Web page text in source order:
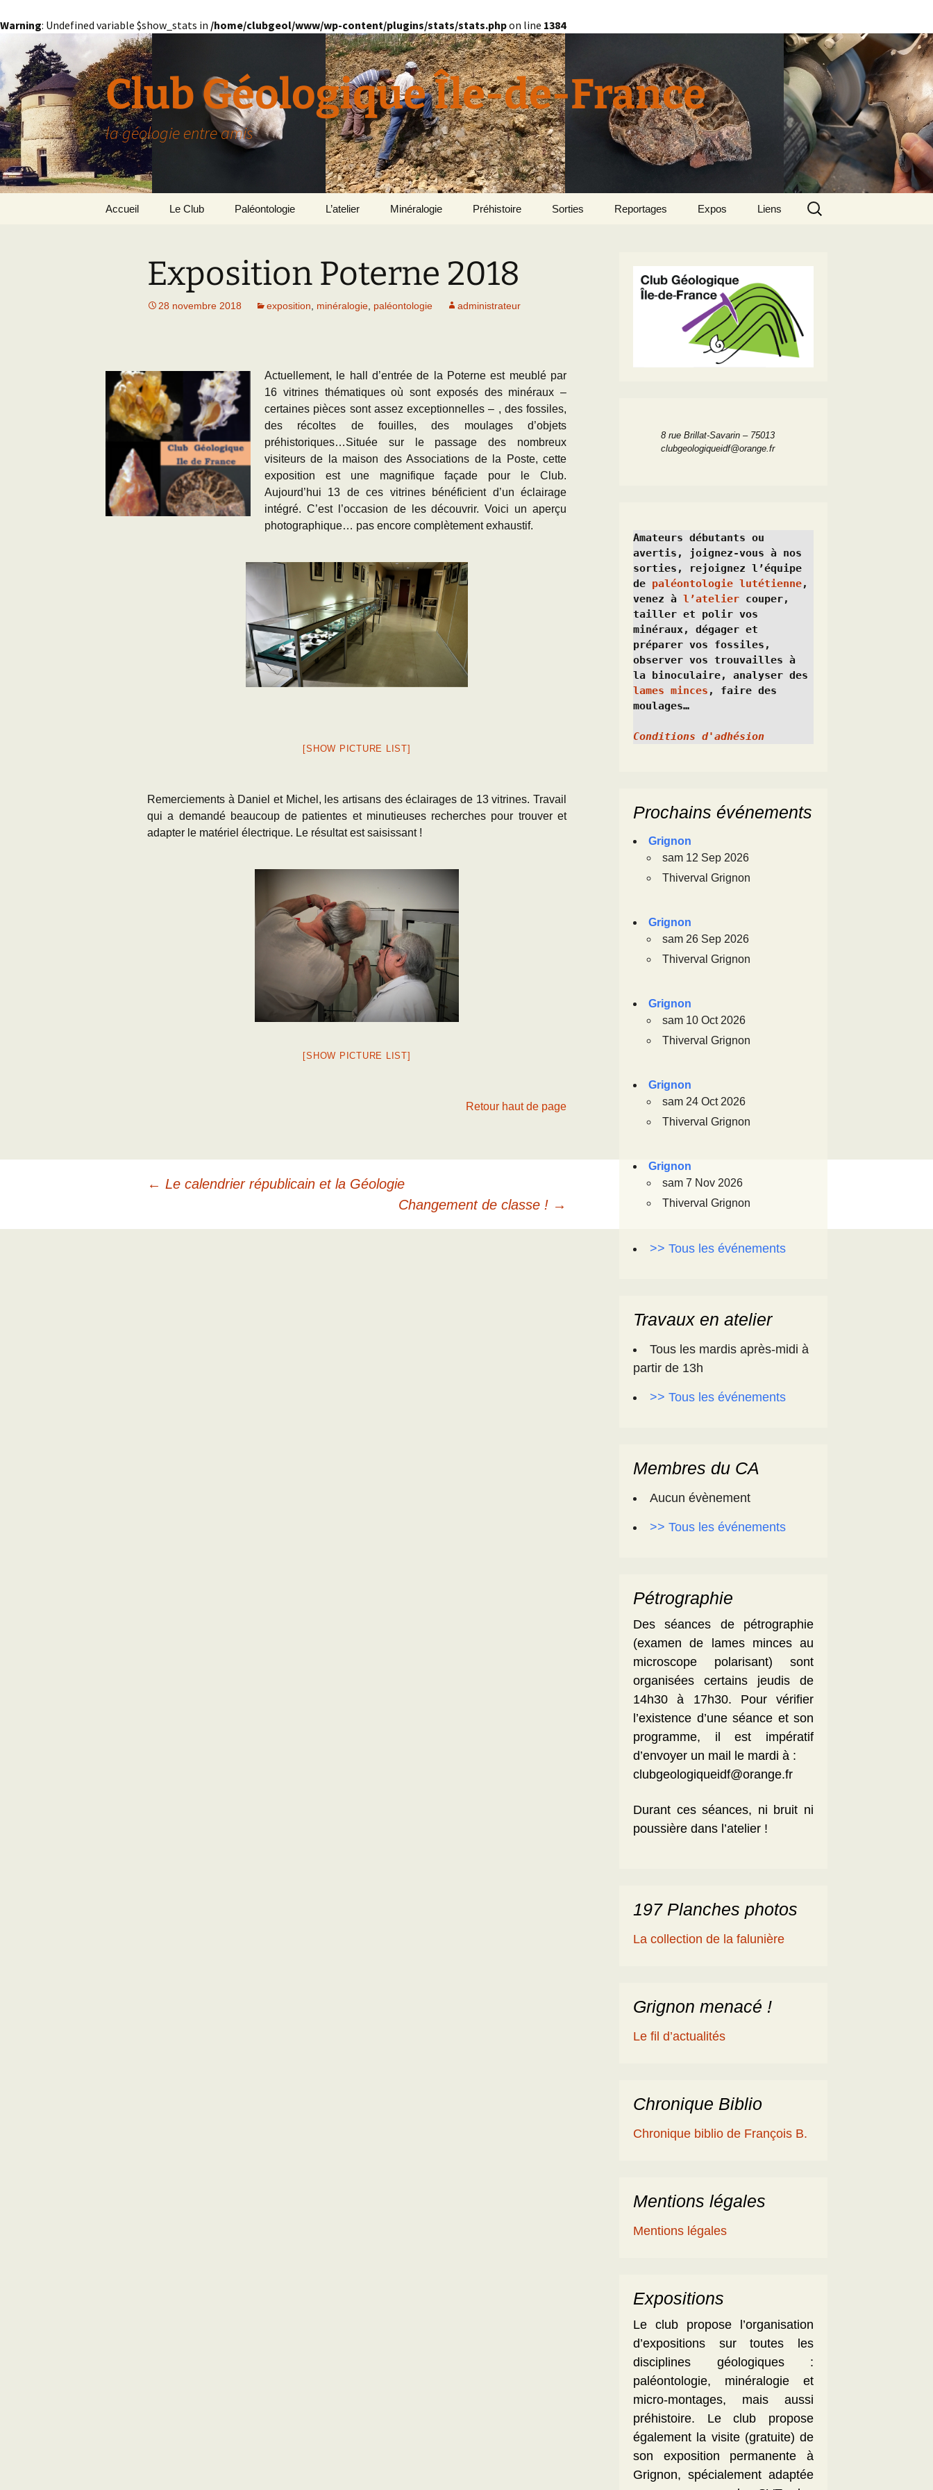
Warning: Undefined variable $show_stats in /home/clubgeol/www/wp-content/plugins/stats/stats.phpon line 1384
au
contenu
Club Géologique Île-de-France
la géologie entre amis
Accueil Le Club
Paris
Grignon
restreint)
Paléontologie
Le Bassin Parisien
Géomorphologie du
Bassin parisien
Paléogéographie* du
parisien
L’échelle
chronostratigraphique
Transgression/Régression
marine
Documentation pour la
fossiles de l’Eocène du
BP
GRIGNON – 78 Le Domaine de Grignon
La Falunière de Grignon
La Collection de la
Exposition permanente
et Galerie de Photos
25 mai 2014 : Les 25
Grignon menacé !!
Documentation réunions
thématiques
Les Travaux des
Equipiers
L’atelier Minéralogie
Pétrographie
Préhistoire Sorties Reportages Expos Liens
Rechercher :
Exposition Poterne 2018
28 novembre 2018 exposition minéralogie paléontologie administrateur
Actuellement, le hall d’entrée de la Poterne est meublé par
16 vitrines thématiques où sont exposés des minéraux –
certaines pièces sont assez exceptionnelles – , des fossiles,
des récoltes de fouilles, des moulages d’objets
préhistoriques…Située sur le passage des nombreux
visiteurs de la maison des Associations de la Poste, cette
exposition est une magnifique façade pour le Club.
Aujourd’hui 13 de ces vitrines bénéficient d’un éclairage
intégré. C’est l’occasion de les découvrir. Voici un aperçu
photographique… pas encore complètement exhaustif.
[SHOW PICTURE LIST]
Remerciements à Daniel et Michel, les artisans des éclairages de 13 vitrines. Travail
qui a demandé beaucoup de patientes et minutieuses recherches pour trouver et
adapter le matériel électrique. Le résultat est saisissant !
[SHOW PICTURE LIST]
Retour haut de page
Navigation
des
← Le calendrier républicain et la Géologie
Changement de classe ! →
8 rue Brillat-Savarin – 75013
clubgeologiqueidf@orange.fr
Amateurs débutants ou
avertis, joignez-vous à nos
sorties, rejoignez l’équipe
de paléontologie lutétienne,
venez à l’atelier couper,
tailler et polir vos
minéraux, dégager et
préparer vos fossiles,
observer vos trouvailles à
lames minces , faire des
moulages…
Conditions d'adhésion
Prochains événements
Grignon
sam 12 Sep 2026
Thiverval Grignon
Grignon
sam 26 Sep 2026
Thiverval Grignon
Grignon
sam 10 Oct 2026
Thiverval Grignon
Grignon
sam 24 Oct 2026
Thiverval Grignon
Grignon
sam 7 Nov 2026
Thiverval Grignon
>> Tous les événements
Travaux en atelier
Tous les mardis après-midi à
partir de 13h
>> Tous les événements
Membres du CA
Aucun évènement
>> Tous les événements
Pétrographie
Des séances de pétrographie
(examen de lames minces au
microscope polarisant) sont
organisées certains jeudis de
14h30 à 17h30. Pour vérifier
l’existence d’une séance et son
programme, il est impératif
d’envoyer un mail le mardi à :
clubgeologiqueidf@orange.fr
Durant ces séances, ni bruit ni
poussière dans l’atelier !
197 Planches photos
La collection de la falunière
Grignon menacé !
Le fil d’actualités
Chronique Biblio
Chronique biblio de François B.
Mentions légales
Mentions légales
Expositions
Le club propose l’organisation
d’expositions sur toutes les
disciplines géologiques :
paléontologie, minéralogie et
micro-montages, mais aussi
préhistoire. Le club propose
également la visite (gratuite) de
son exposition permanente à
Grignon, spécialement adaptée